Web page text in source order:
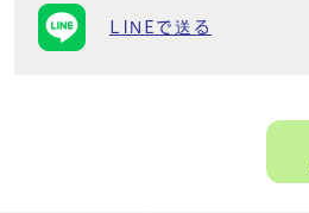
LINEで送る